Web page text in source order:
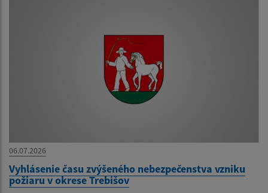
06.07.2026
Vyhlásenie času zvýšeného nebezpečenstva vzniku
požiaru v okrese Trebišov